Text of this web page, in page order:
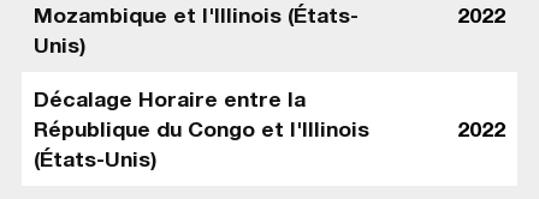
Mozambique et l'Illinois (États-
Unis)
2022
Décalage Horaire entre la
République du Congo et l'Illinois
(États-Unis)
2022